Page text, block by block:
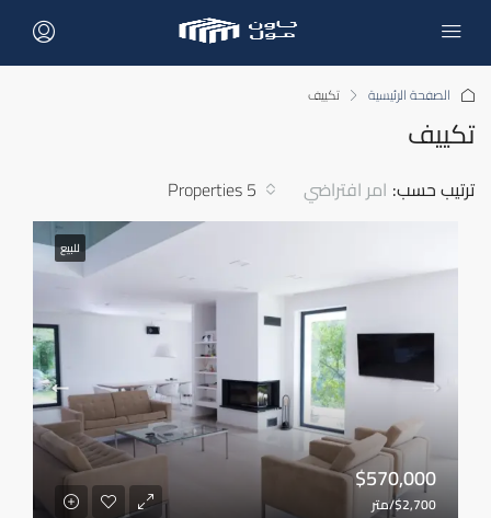
الصفحة الرئيسية تكييف
تكييف
5 Properties ترتيب حسب: امر افتراضي
للبيع
$570,000
$2,700/متر